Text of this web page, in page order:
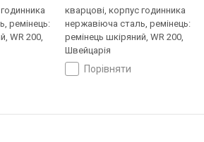
ремінець:
WR 200,
кварцові, корпус годинника
нержавіюча сталь, ремінець:
ремінець шкіряний, WR 200,
Швейцарія
порівняти